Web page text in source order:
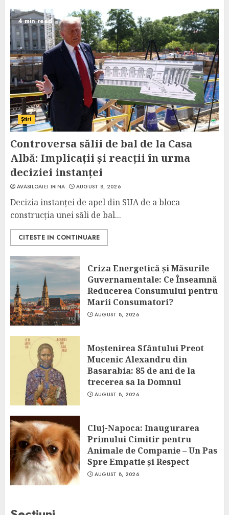
4 min read
Știri
Controversa sălii de bal de la Casa
Albă: Implicații și reacții în urma
deciziei instanței
AVASILOAIEI IRINA AUGUST 8, 2026
Decizia instanței de apel din SUA de a bloca
construcția unei săli de bal...
CITESTE IN CONTINUARE
Criza Energetică și Măsurile
Guvernamentale: Ce Înseamnă
Reducerea Consumului pentru
Marii Consumatori?
AUGUST 8, 2026
Moștenirea Sfântului Preot
Mucenic Alexandru din
Basarabia: 85 de ani de la
trecerea sa la Domnul
AUGUST 8, 2026
Cluj-Napoca: Inaugurarea
Primului Cimitir pentru
Animale de Companie – Un Pas
Spre Empatie și Respect
AUGUST 8, 2026